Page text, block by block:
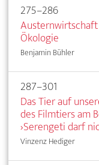
275–286
Ökologie
Benjamin Bühler
287–301
Das Tier auf
des Filmtiers am
›Serengeti darf
Vinzenz Hediger